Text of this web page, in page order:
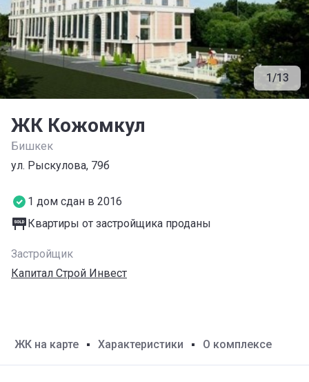
1/13
ЖК Кожомкул
Бишкек
ул. Рыскулова, 79б
1 дом сдан в 2016
Квартиры от застройщика проданы
Застройщик
Капитал Строй Инвест
ЖК на карте Характеристики О комплексе